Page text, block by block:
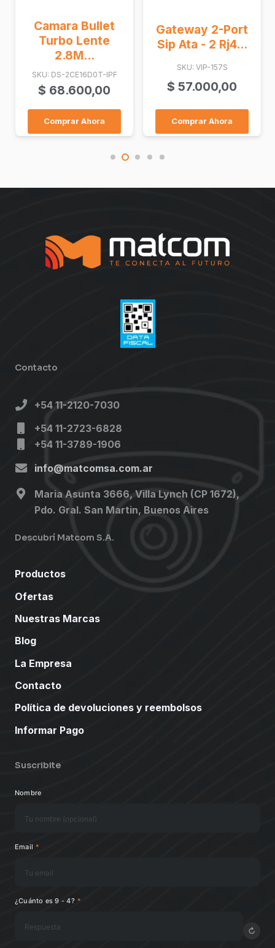
Camara Bullet
Turbo Lente
2.8M...
SKU: DS-2CE16D0T-IPF
$ 68.600,00
Comprar Ahora
Gateway 2-Port
Sip Ata - 2 Rj4...
SKU: VIP-157S
$ 57.000,00
Comprar Ahora
Contacto
+54 11-2120-7030
+54 11-2723-6828
+54 11-3789-1906
info@matcomsa.com.ar
Maria Asunta 3666, Villa Lynch (CP 1672),
Pdo. Gral. San Martin, Buenos Aires
Descubrí Matcom S.A.
Productos
Ofertas
Nuestras Marcas
Blog
La Empresa
Contacto
Política de devoluciones y reembolsos
Informar Pago
Suscribite
Nombre
Email *
¿Cuánto es 9 - 4? *
↻